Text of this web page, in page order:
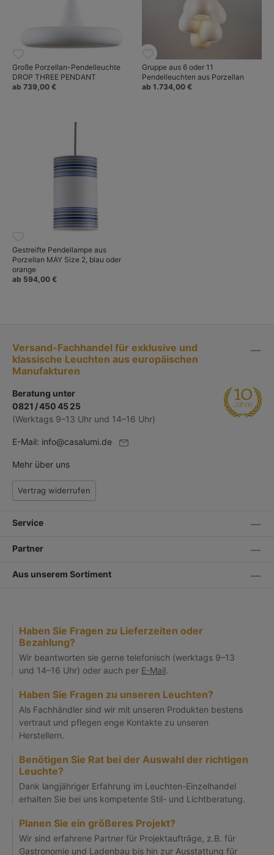
Große Porzellan-Pendelleuchte
DROP THREE PENDANT
ab 739,00 €
Gruppe aus 6 oder 11
Pendelleuchten aus Porzellan
ab 1.734,00 €
Gestreifte Pendellampe aus
Porzellan MAY Size 2, blau oder
orange
ab 594,00 €
Versand-Fachhandel für exklusive und
klassische Leuchten aus europäischen
Manufakturen
Beratung unter
0821 / 450 45 25
(Werktags 9–13 Uhr und 14–16 Uhr)
E-Mail: info@casalumi.de
Mehr über uns
Vertrag widerrufen
Service
Partner
Aus unserem Sortiment
Haben Sie Fragen zu Lieferzeiten oder
Bezahlung?
Wir beantworten sie gerne telefonisch (werktags 9–13
und 14–16 Uhr) oder auch per E-Mail.
Haben Sie Fragen zu unseren Leuchten?
Als Fachhändler sind wir mit unseren Produkten bestens
vertraut und pflegen enge Kontakte zu unseren
Herstellern.
Benötigen Sie Rat bei der Auswahl der richtigen
Leuchte?
Dank langjähriger Erfahrung im Leuchten-Einzelhandel
erhalten Sie bei uns kompetente Stil- und Lichtberatung.
Planen Sie ein größeres Projekt?
Wir sind erfahrene Partner für Projektaufträge, z.B. für
Gastronomie und Ladenbau bis hin zur Ausstattung für